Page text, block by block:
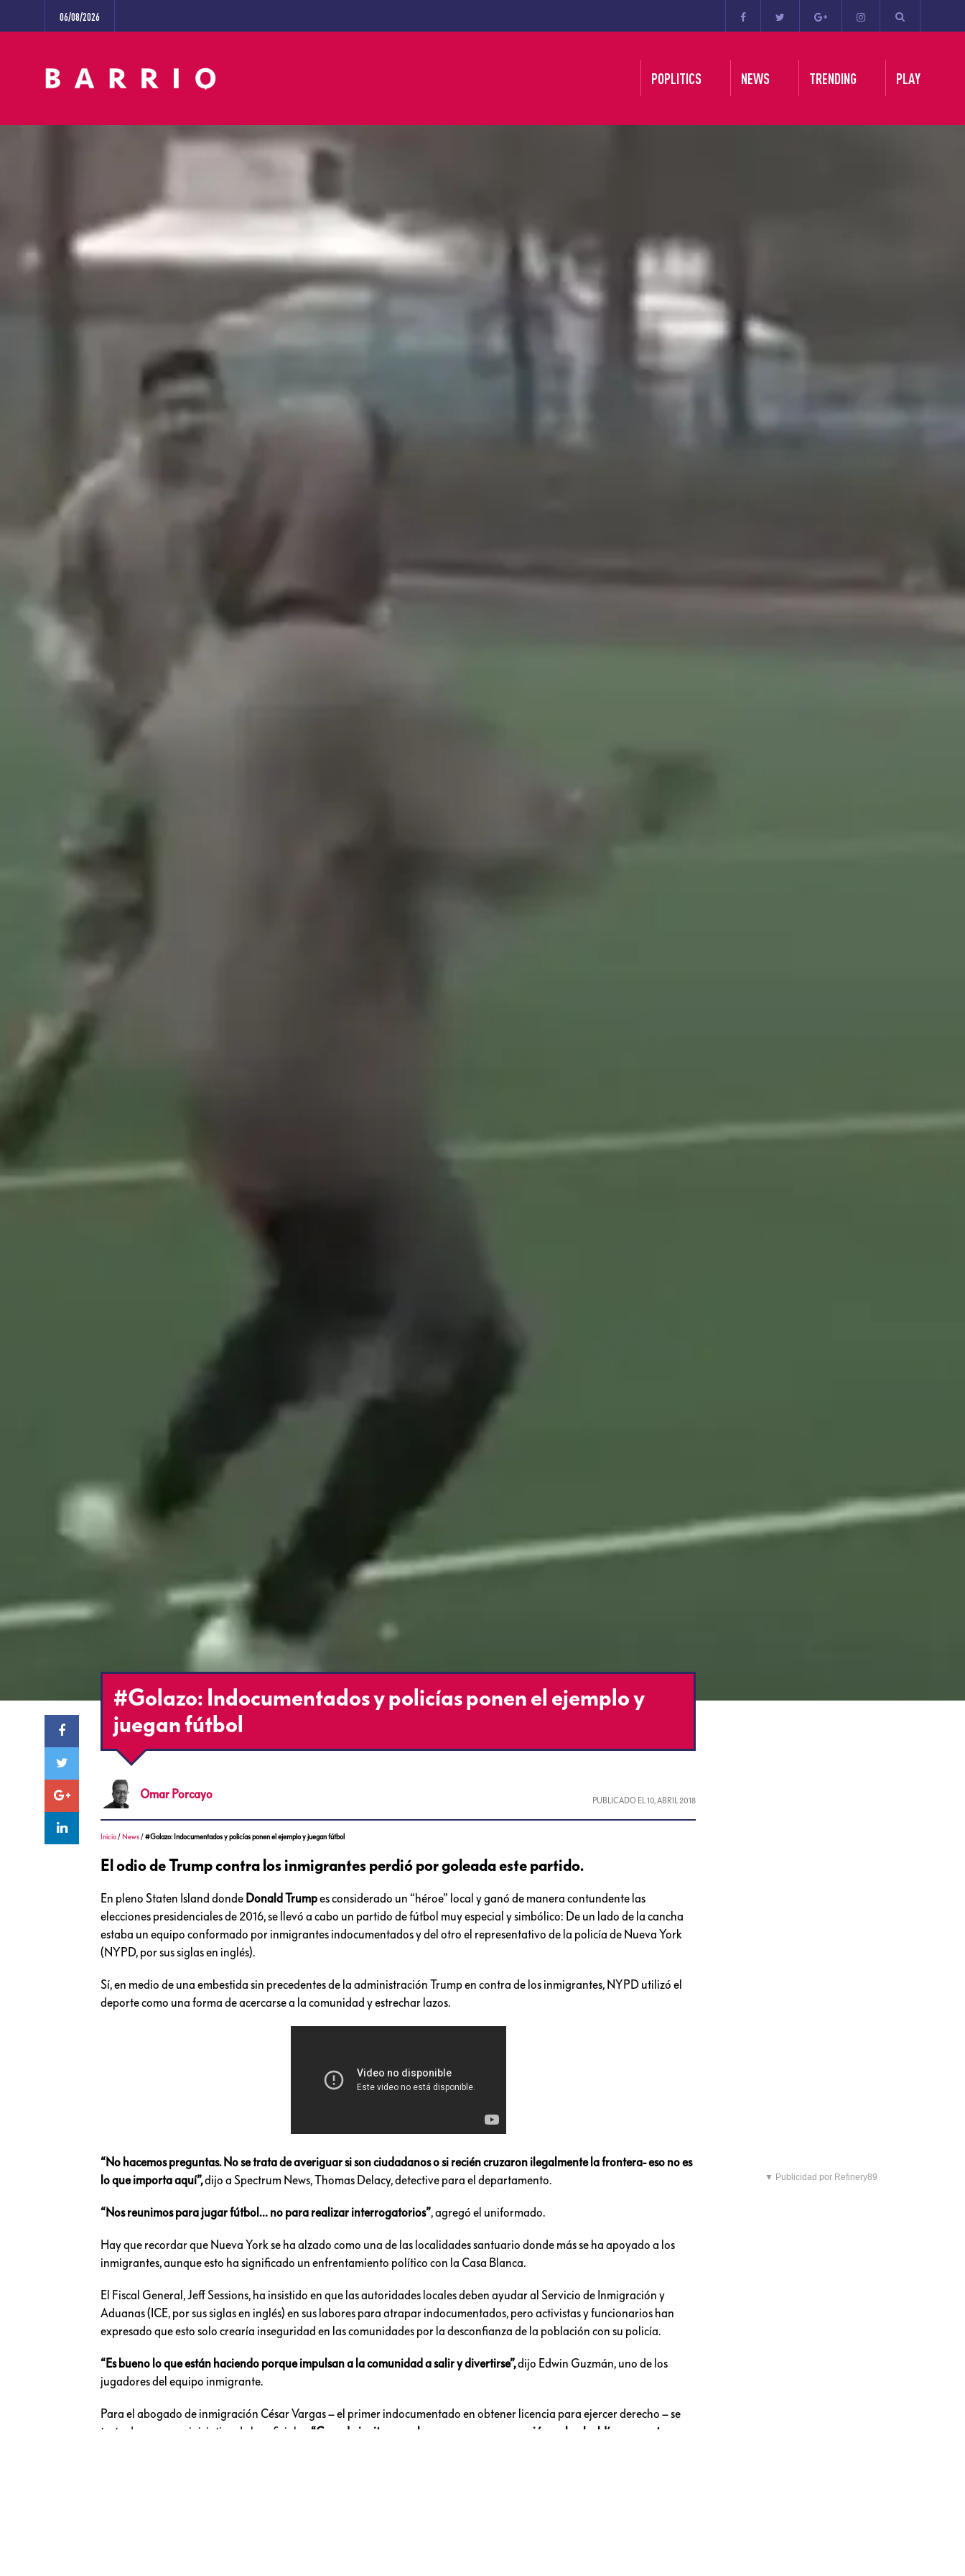
06/08/2026
POPLITICS NEWS TRENDING PLAY
#Golazo: Indocumentados y policías ponen el ejemplo y
juegan fútbol
Omar Porcayo PUBLICADO EL10, ABRIL 2018
Inicio / News /#Golazo: Indocumentados y policías ponen el ejemplo y juegan fútbol
El odio de Trump contra los inmigrantes perdió por goleada este partido.
En pleno Staten Island donde Donald Trumpes considerado un “héroe” local y ganó de manera contundente las
elecciones presidenciales de 2016, se llevó a cabo un partido de fútbol muy especial y simbólico: De un lado de la cancha
estaba un equipo conformado por inmigrantes indocumentados y del otro el representativo de la policía de Nueva York
(NYPD, por sus siglas en inglés).
Sí, en medio de una embestida sin precedentes de la administración Trump en contra de los inmigrantes, NYPD utilizó el
deporte como una forma de acercarse a la comunidad y estrechar lazos.
“No hacemos preguntas. No se trata de averiguar si son ciudadanos o si recién cruzaron ilegalmente la frontera- eso no es
lo que importa aquí”,dijo a Spectrum News, Thomas Delacy, detective para el departamento.
“Nos reunimos para jugar fútbol… no para realizar interrogatorios”, agregó el uniformado.
Hay que recordar que Nueva York se ha alzado como una de las localidades santuario donde más se ha apoyado a los
inmigrantes, aunque esto ha significado un enfrentamiento político con la Casa Blanca.
El Fiscal General, Jeff Sessions, ha insistido en que las autoridades locales deben ayudar al Servicio de Inmigración y
Aduanas (ICE, por sus siglas en inglés) en sus labores para atrapar indocumentados, pero activistas y funcionarios han
expresado que esto solo crearía inseguridad en las comunidades por la desconfianza de la población con su policía.
“Es bueno lo que están haciendo porque impulsan a la comunidad a salir y divertirse”,dijo Edwin Guzmán, uno de los
jugadores del equipo inmigrante.
Para el abogado de inmigración César Vargas – el primer indocumentado en obtener licencia para ejercer derecho – se
trata de una gran iniciativa de los oficiales.
“Cuando invitamos a las personas a una reunión en la alcaldía se muestran
▼ Publicidad por Refinery89